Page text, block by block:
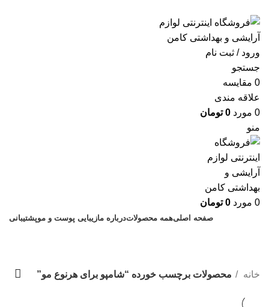
ورود / ثبت نام
جستجو
0 مقايسه
علاقه مندی
0 مورد 0 تومان
منو
0 مورد 0 تومان
صفحه اصلیهمه محصولاتدرباره مازیبایی پوست و موپشتیبانی
دسته بندی ها
خانه محصولات برچسب خورده “شامپو برای هرنوع مو”